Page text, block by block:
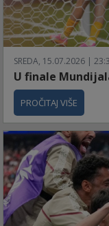
SREDA, 15.07.2026 |
U finale
PROČITAJ VIŠE